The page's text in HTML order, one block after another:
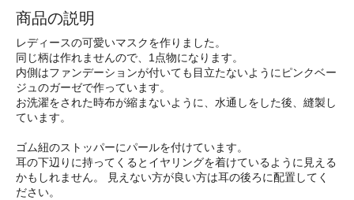
商品の説明
レディースの可愛いマスクを作りました。
同じ柄は作れませんので、1点物になります。
内側はファンデーションが付いても目立たないようにピンクベー
ジュのガーゼで作っています。
お洗濯をされた時布が縮まないように、水通しをした後、縫製し
ています。
ゴム紐のストッパーにパールを付けています。
耳の下辺りに持ってくるとイヤリングを着けているように見える
かもしれません。 見えない方が良い方は耳の後ろに配置してく
ださい。